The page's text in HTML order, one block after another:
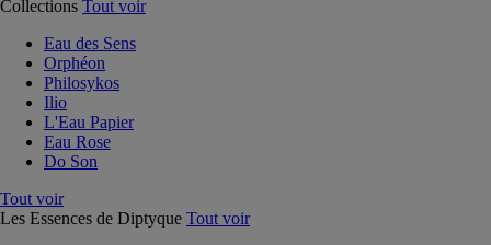
Collections Tout voir
Eau des Sens
Orphéon
Philosykos
Ilio
L'Eau Papier
Eau Rose
Do Son
Tout voir
Les Essences de Diptyque Tout voir